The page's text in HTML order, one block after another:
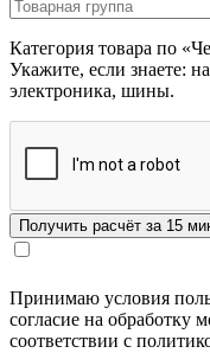
Категория товара по
Укажите, если знаете:
электроника, шины.
Принимаю условия
согласие на обработку
соответствии с